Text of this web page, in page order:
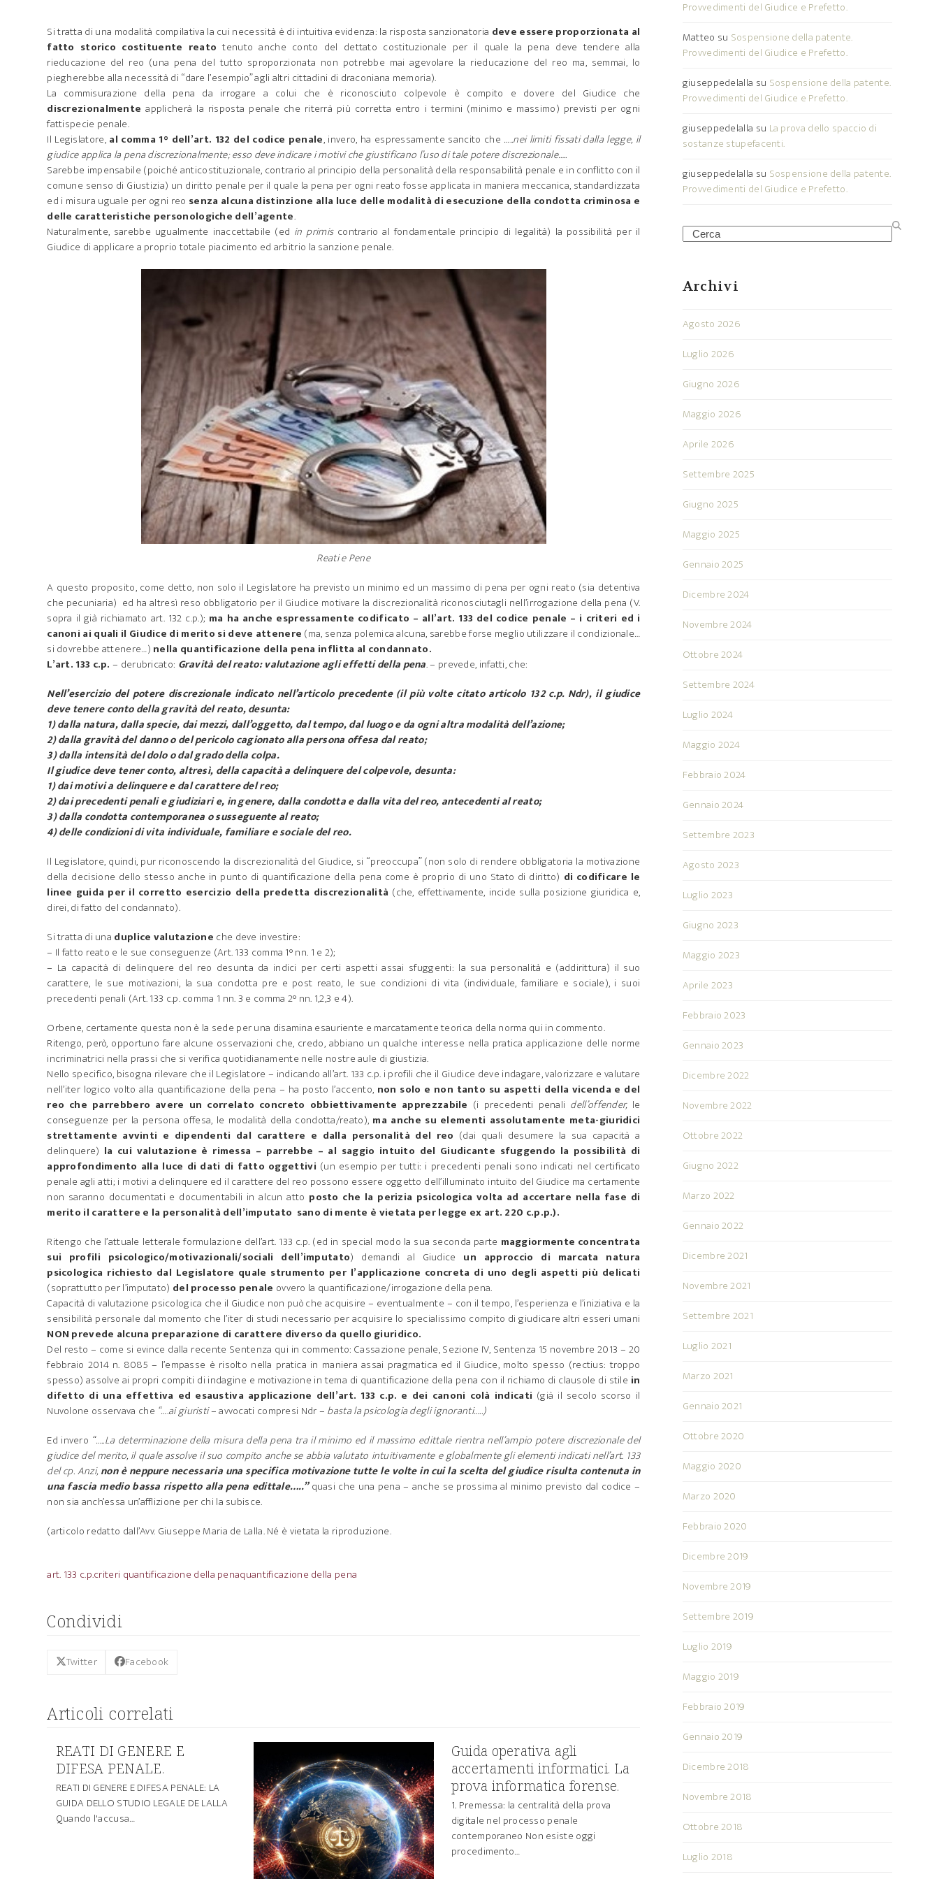
Si tratta di una modalità compilativa la cui necessità è di intuitiva evidenza: la risposta sanzionatoria deve essere proporzionata al
fatto storico costituente reato tenuto anche conto del dettato costituzionale per il quale la pena deve tendere alla
rieducazione del reo (una pena del tutto sproporzionata non potrebbe mai agevolare la rieducazione del reo ma, semmai, lo
piegherebbe alla necessità di “dare l’esempio” agli altri cittadini di draconiana memoria).
La commisurazione della pena da irrogare a colui che è riconosciuto colpevole è compito e dovere del Giudice che
discrezionalmente applicherà la risposta penale che riterrà più corretta entro i termini (minimo e massimo) previsti per ogni
fattispecie penale.
Il Legislatore, al comma 1° dell’art. 132 del codice penale, invero, ha espressamente sancito che …..nei limiti fissati dalla legge, il
giudice applica la pena discrezionalmente; esso deve indicare i motivi che giustificano l’uso di tale potere discrezionale…..
Sarebbe impensabile (poiché anticostituzionale, contrario al principio della personalità della responsabilità penale e in conflitto con il
comune senso di Giustizia) un diritto penale per il quale la pena per ogni reato fosse applicata in maniera meccanica, standardizzata
ed i misura uguale per ogni reo senza alcuna distinzione alla luce delle modalità di esecuzione della condotta criminosa e
delle caratteristiche personologiche dell’agente.
Naturalmente, sarebbe ugualmente inaccettabile (ed in primiscontrario al fondamentale principio di legalità) la possibilità per il
Giudice di applicare a proprio totale piacimento ed arbitrio la sanzione penale.
Reati e Pene
A questo proposito, come detto, non solo il Legislatore ha previsto un minimo ed un massimo di pena per ogni reato (sia detentiva
che pecuniaria) ed ha altresì reso obbligatorio per il Giudice motivare la discrezionalità riconosciutagli nell’irrogazione della pena (V.
sopra il già richiamato art. 132 c.p.); ma ha anche espressamente codificato – all’art. 133 del codice penale – i criteri ed i
canoni ai quali il Giudice di merito si deve attenere (ma, senza polemica alcuna, sarebbe forse meglio utilizzare il condizionale…
si dovrebbe attenere…) nella quantificazione della pena inflitta al condannato.
L’art. 133 c.p. – derubricato: Gravità del reato: valutazione agli effetti della pena. – prevede, infatti, che:
Nell’esercizio del potere discrezionale indicato nell’articolo precedente (il più volte citato articolo 132 c.p. Ndr), il giudice
deve tenere conto della gravità del reato, desunta:
1) dalla natura, dalla specie, dai mezzi, dall’oggetto, dal tempo, dal luogo e da ogni altra modalità dell’azione;
2) dalla gravità del danno o del pericolo cagionato alla persona offesa dal reato;
3) dalla intensità del dolo o dal grado della colpa.
Il giudice deve tener conto, altresì, della capacità a delinquere del colpevole, desunta:
1) dai motivi a delinquere e dal carattere del reo;
2) dai precedenti penali e giudiziari e, in genere, dalla condotta e dalla vita del reo, antecedenti al reato;
3) dalla condotta contemporanea o susseguente al reato;
4) delle condizioni di vita individuale, familiare e sociale del reo.
Il Legislatore, quindi, pur riconoscendo la discrezionalità del Giudice, si “preoccupa” (non solo di rendere obbligatoria la motivazione
della decisione dello stesso anche in punto di quantificazione della pena come è proprio di uno Stato di diritto) di codificare le
linee guida per il corretto esercizio della predetta discrezionalità (che, effettivamente, incide sulla posizione giuridica e,
direi, di fatto del condannato).
Si tratta di una duplice valutazione che deve investire:
– Il fatto reato e le sue conseguenze (Art. 133 comma 1° nn. 1 e 2);
– La capacità di delinquere del reo desunta da indici per certi aspetti assai sfuggenti: la sua personalità e (addirittura) il suo
carattere, le sue motivazioni, la sua condotta pre e post reato, le sue condizioni di vita (individuale, familiare e sociale), i suoi
precedenti penali (Art. 133 c.p. comma 1 nn. 3 e comma 2° nn. 1,2,3 e 4).
Orbene, certamente questa non è la sede per una disamina esauriente e marcatamente teorica della norma qui in commento.
Ritengo, però, opportuno fare alcune osservazioni che, credo, abbiano un qualche interesse nella pratica applicazione delle norme
incriminatrici nella prassi che si verifica quotidianamente nelle nostre aule di giustizia.
Nello specifico, bisogna rilevare che il Legislatore – indicando all’art. 133 c.p. i profili che il Giudice deve indagare, valorizzare e valutare
nell’iter logico volto alla quantificazione della pena – ha posto l’accento, non solo e non tanto su aspetti della vicenda e del
reo che parrebbero avere un correlato concreto obbiettivamente apprezzabile (i precedenti penali dell’offender,le
conseguenze per la persona offesa, le modalità della condotta/reato), ma anche su elementi assolutamente meta-giuridici
strettamente avvinti e dipendenti dal carattere e dalla personalità del reo (dai quali desumere la sua capacità a
delinquere) la cui valutazione è rimessa – parrebbe – al saggio intuito del Giudicante sfuggendo la possibilità di
approfondimento alla luce di dati di fatto oggettivi (un esempio per tutti: i precedenti penali sono indicati nel certificato
penale agli atti; i motivi a delinquere ed il carattere del reo possono essere oggetto dell’illuminato intuito del Giudice ma certamente
non saranno documentati e documentabili in alcun atto posto che la perizia psicologica volta ad accertare nella fase di
merito il carattere e la personalità dell’imputato sano di mente è vietata per legge ex art. 220 c.p.p.).
Ritengo che l’attuale letterale formulazione dell’art. 133 c.p. (ed in special modo la sua seconda parte maggiormente concentrata
sui profili psicologico/motivazionali/sociali dell’imputato) demandi al Giudice un approccio di marcata natura
psicologica richiesto dal Legislatore quale strumento per l’applicazione concreta di uno degli aspetti più delicati
(soprattutto per l’imputato) del processo penale ovvero la quantificazione/irrogazione della pena.
Capacità di valutazione psicologica che il Giudice non può che acquisire – eventualmente – con il tempo, l’esperienza e l’iniziativa e la
sensibilità personale dal momento che l’iter di studi necessario per acquisire lo specialissimo compito di giudicare altri esseri umani
NON prevede alcuna preparazione di carattere diverso da quello giuridico.
Del resto – come si evince dalla recente Sentenza qui in commento: Cassazione penale, Sezione IV, Sentenza 15 novembre 2013 – 20
febbraio 2014 n. 8085 – l’empasse è risolto nella pratica in maniera assai pragmatica ed il Giudice, molto spesso (rectius: troppo
spesso) assolve ai propri compiti di indagine e motivazione in tema di quantificazione della pena con il richiamo di clausole di stile in
difetto di una effettiva ed esaustiva applicazione dell’art. 133 c.p. e dei canoni colà indicati (già il secolo scorso il
Nuvolone osservava che “….ai giuristi– avvocati compresi Ndr – basta la psicologia degli ignoranti…..)
Ed invero “…..La determinazione della misura della pena tra il minimo ed il massimo edittale rientra nell’ampio potere discrezionale del
giudice del merito, il quale assolve il suo compito anche se abbia valutato intuitivamente e globalmente gli elementi indicati nell’art. 133
del cp. Anzi,non è neppure necessaria una specifica motivazione tutte le volte in cui la scelta del giudice risulta contenuta in
una fascia medio bassa rispetto alla pena edittale…..”quasi che una pena – anche se prossima al minimo previsto dal codice –
non sia anch’essa un’afflizione per chi la subisce.
(articolo redatto dall’Avv. Giuseppe Maria de Lalla. Né è vietata la riproduzione.
art. 133 c.p.criteri quantificazione della penaquantificazione della pena
Condividi
Twitter Facebook
Articoli correlati
REATI DI GENERE E
DIFESA PENALE.
REATI DI GENERE E DIFESA PENALE: LA
GUIDA DELLO STUDIO LEGALE DE LALLA
Quando l'accusa…
Guida operativa agli
accertamenti informatici. La
prova informatica forense.
1. Premessa: la centralità della prova
digitale nel processo penale
contemporaneo Non esiste oggi
procedimento…
Provvedimenti del Giudice e Prefetto.
Matteo su Sospensione della patente.
Provvedimenti del Giudice e Prefetto.
giuseppedelalla su Sospensione della patente.
Provvedimenti del Giudice e Prefetto.
giuseppedelalla su La prova dello spaccio di
sostanze stupefacenti.
giuseppedelalla su Sospensione della patente.
Provvedimenti del Giudice e Prefetto.
Search
Archivi
Agosto 2026
Luglio 2026
Giugno 2026
Maggio 2026
Aprile 2026
Settembre 2025
Giugno 2025
Maggio 2025
Gennaio 2025
Dicembre 2024
Novembre 2024
Ottobre 2024
Settembre 2024
Luglio 2024
Maggio 2024
Febbraio 2024
Gennaio 2024
Settembre 2023
Agosto 2023
Luglio 2023
Giugno 2023
Maggio 2023
Aprile 2023
Febbraio 2023
Gennaio 2023
Dicembre 2022
Novembre 2022
Ottobre 2022
Giugno 2022
Marzo 2022
Gennaio 2022
Dicembre 2021
Novembre 2021
Settembre 2021
Luglio 2021
Marzo 2021
Gennaio 2021
Ottobre 2020
Maggio 2020
Marzo 2020
Febbraio 2020
Dicembre 2019
Novembre 2019
Settembre 2019
Luglio 2019
Maggio 2019
Febbraio 2019
Gennaio 2019
Dicembre 2018
Novembre 2018
Ottobre 2018
Luglio 2018